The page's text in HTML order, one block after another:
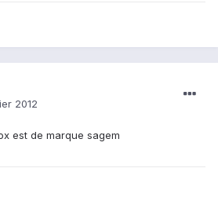
2012
est de marque sagem